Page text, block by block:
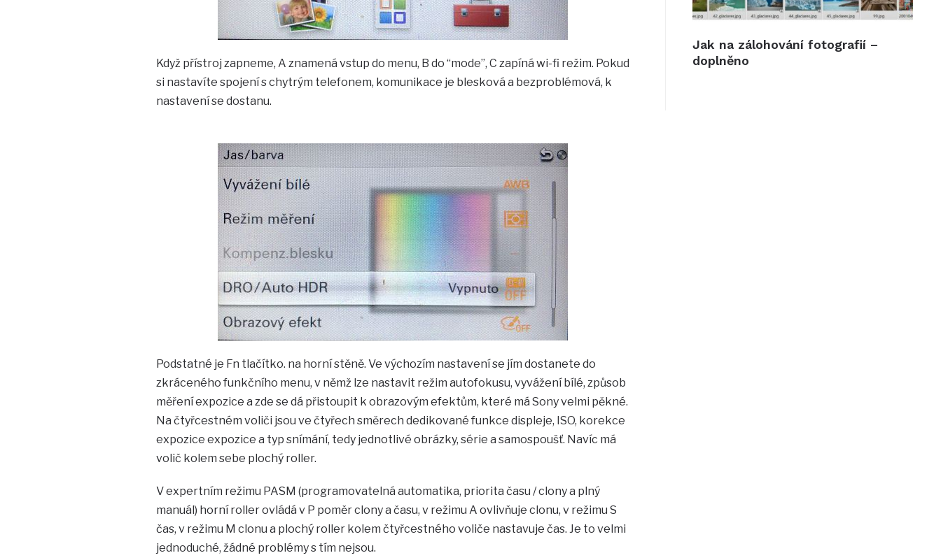
Když přístroj zapneme, A znamená vstup do menu, B do “mode”, C zapíná wi-fi režim. Pokud
si nastavíte spojení s chytrým telefonem, komunikace je blesková a bezproblémová, k
nastavení se dostanu.
Podstatné je Fn tlačítko. na horní stěně. Ve výchozím nastavení se jím dostanete do
zkráceného funkčního menu, v němž lze nastavit režim autofokusu, vyvážení bílé, způsob
měření expozice a zde se dá přistoupit k obrazovým efektům, které má Sony velmi pěkné.
Na čtyřcestném voliči jsou ve čtyřech směrech dedikované funkce displeje, ISO, korekce
expozice expozice a typ snímání, tedy jednotlivé obrázky, série a samospoušť. Navíc má
volič kolem sebe plochý roller.
V expertním režimu PASM (programovatelná automatika, priorita času / clony a plný
manuál) horní roller ovládá v P poměr clony a času, v režimu A ovlivňuje clonu, v režimu S
čas, v režimu M clonu a plochý roller kolem čtyřcestného voliče nastavuje čas. Je to velmi
jednoduché, žádné problémy s tím nejsou.
Jak na zálohování fotografií –
doplněno